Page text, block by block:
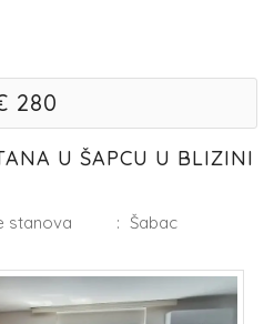
280
U ŠAPCU U BLIZINI
stanova : Šabac